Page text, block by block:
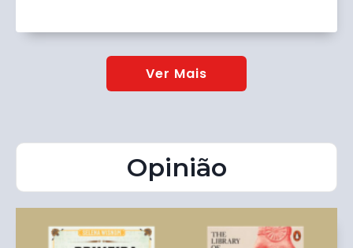
Ver Mais
Opinião